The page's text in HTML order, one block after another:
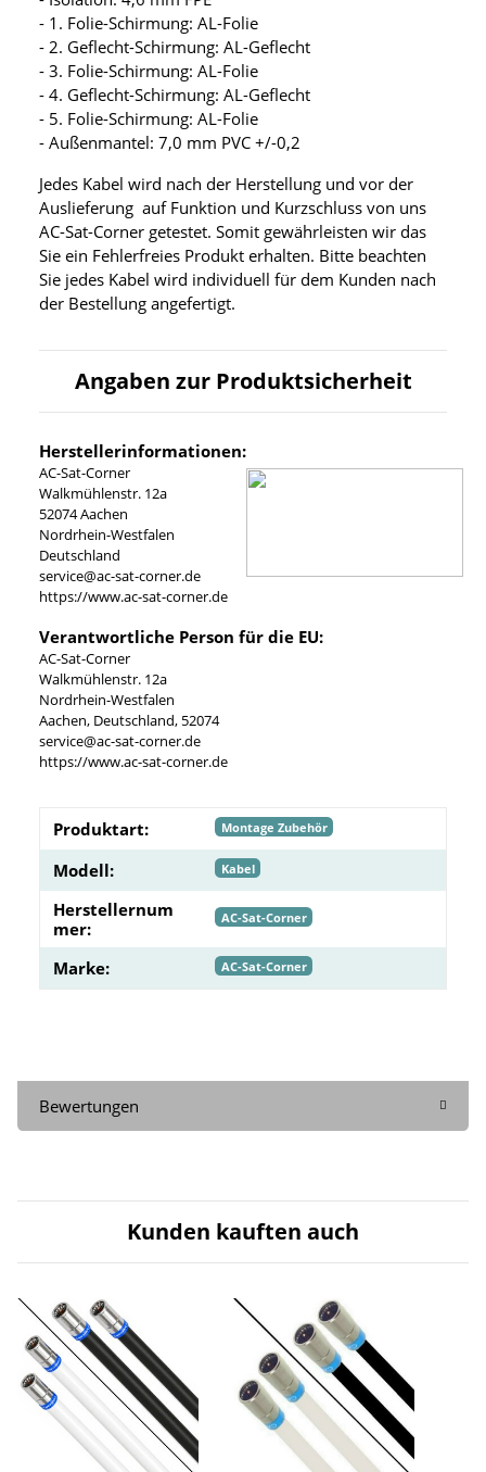
- 1. Folie-Schirmung: AL-Folie
- 2. Geflecht-Schirmung: AL-Geflecht
- 3. Folie-Schirmung: AL-Folie
- 4. Geflecht-Schirmung: AL-Geflecht
- 5. Folie-Schirmung: AL-Folie
- Außenmantel: 7,0 mm PVC +/-0,2
Jedes Kabel wird nach der Herstellung und vor der
Auslieferung auf Funktion und Kurzschluss von uns
AC-Sat-Corner getestet. Somit gewährleisten wir das
Sie ein Fehlerfreies Produkt erhalten. Bitte beachten
Sie jedes Kabel wird individuell für dem Kunden nach
der Bestellung angefertigt.
Angaben zur Produktsicherheit
Herstellerinformationen:
AC-Sat-Corner
Walkmühlenstr. 12a
52074 Aachen
Nordrhein-Westfalen
Deutschland
service@ac-sat-corner.de
https://www.ac-sat-corner.de
Verantwortliche Person für die EU:
AC-Sat-Corner
Walkmühlenstr. 12a
Nordrhein-Westfalen
Aachen, Deutschland, 52074
service@ac-sat-corner.de
https://www.ac-sat-corner.de
Produktart: Montage Zubehör
Modell: Kabel
Herstellernum
mer:
AC-Sat-Corner
Marke: AC-Sat-Corner
Bewertungen
Kunden kauften auch